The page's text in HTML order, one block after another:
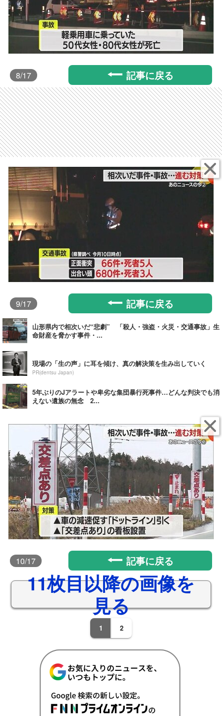
8/17 記事に戻る
9/17 記事に戻る
山形県内で相次いだ“悲劇” 「殺人・強盗・火災・交通事故」生
命財産を脅かす事件・...
現場の「生の声」に耳を傾け、真の解決策を生み出していく
PR(dentsu Japan)
5年ぶりのJアラートや卑劣な集団暴行死事件…どんな判決でも消
えない遺族の無念 2...
10/17 記事に戻る
11枚目以降の画像を
見る
1 2